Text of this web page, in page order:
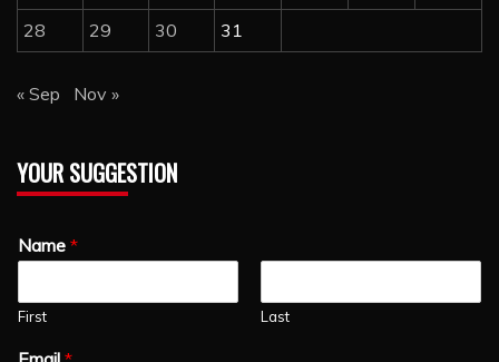
28
29 30 31
« Sep Nov »
YOUR SUGGESTION
Name *
First Last